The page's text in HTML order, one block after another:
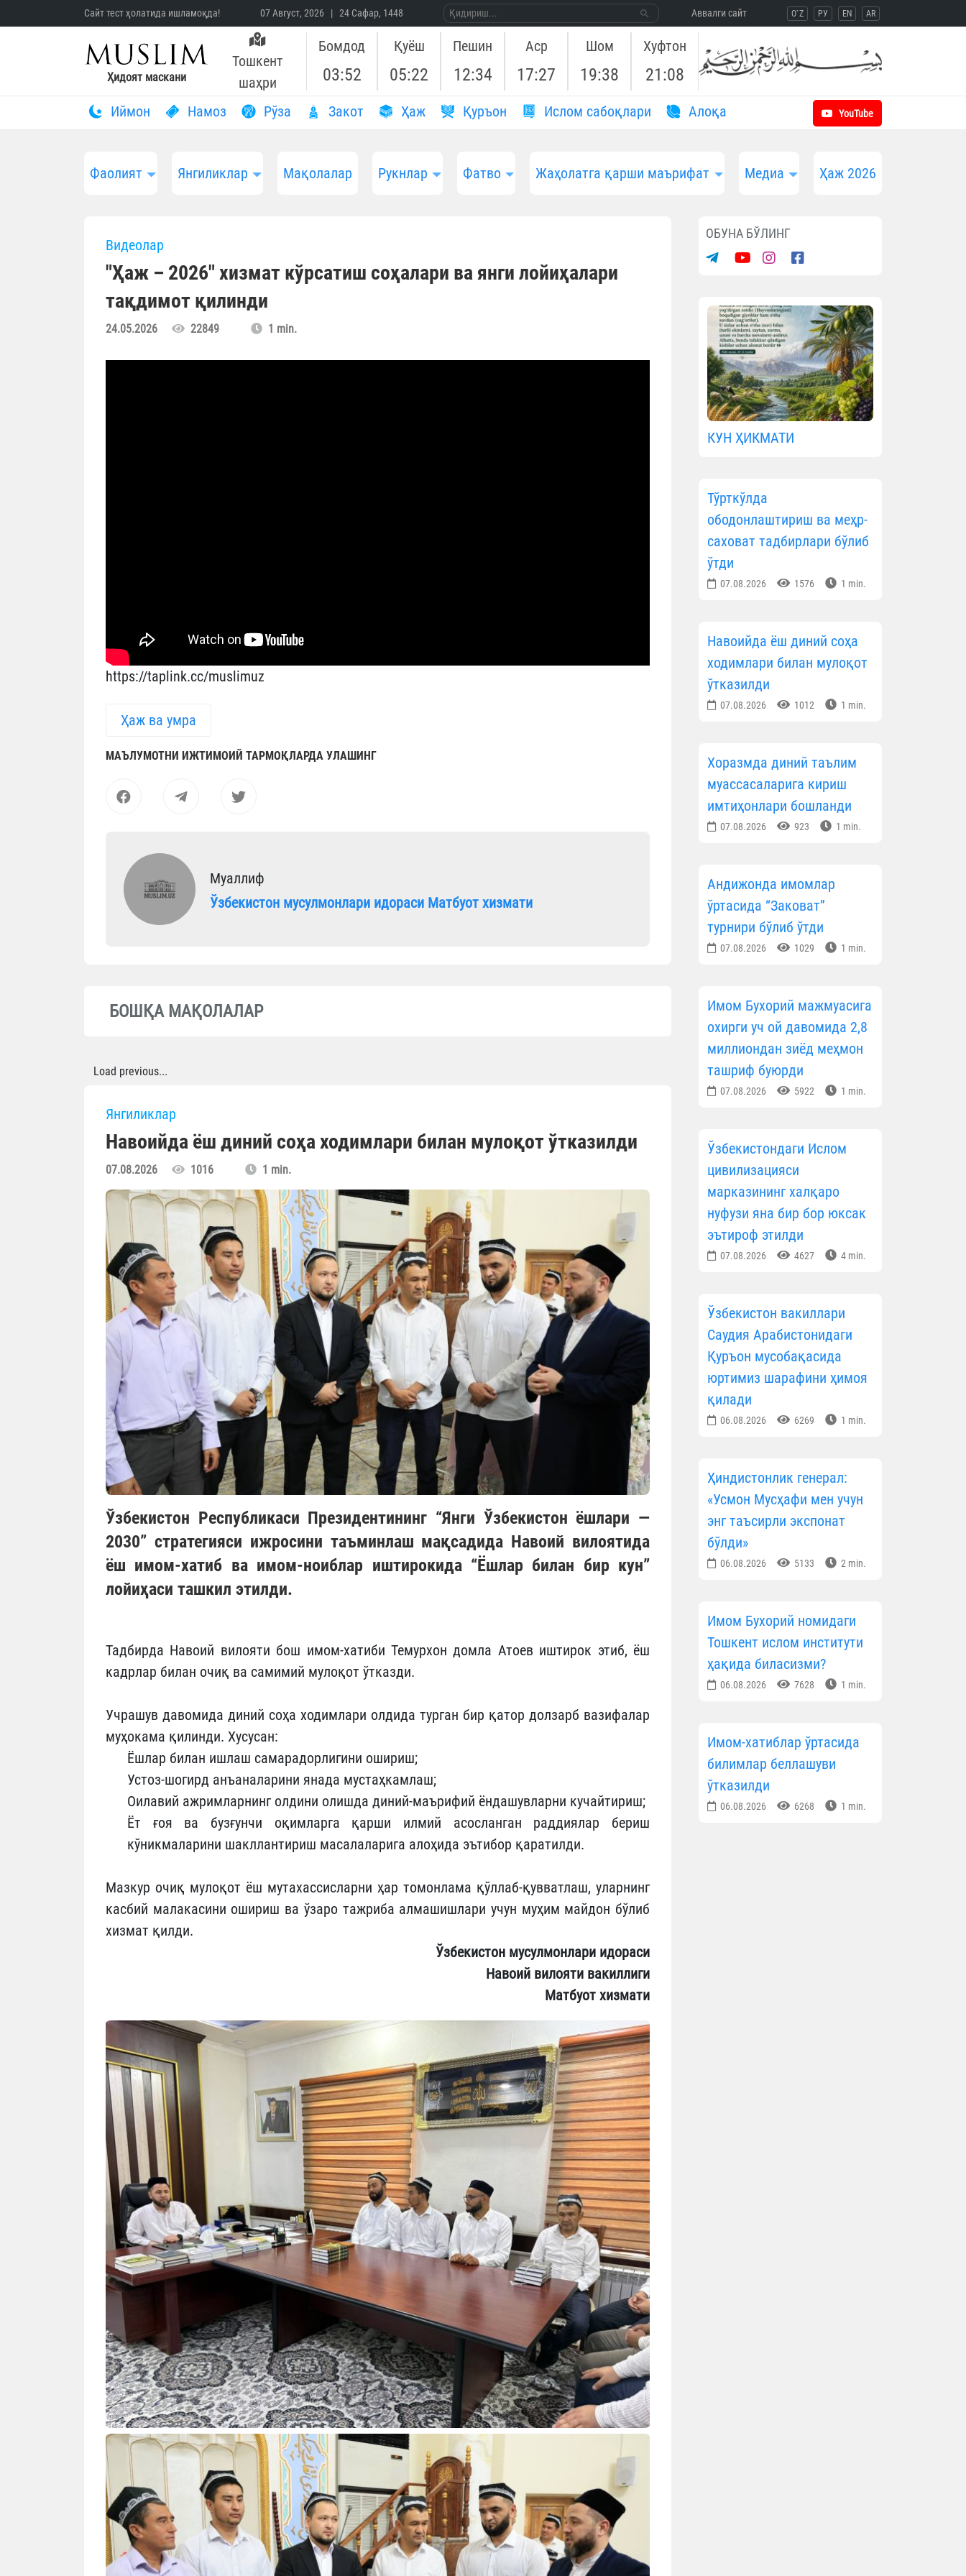
Сайт тест ҳолатида ишламоқда! 07 Август, 2026 | 24 Сафар, 1448 Aввалги сайт O`Z РУ EN AR
Ҳидоят маскани
Тошкент
шаҳри
Бомдод
03:52
Қуёш
05:22
Пешин
12:34
Аср
17:27
Шом
19:38
Хуфтон
21:08
Иймон Намоз Рўза Закот Ҳаж Қуръон Ислом сабоқлари Aлоқа YouTube
Фаолият Янгиликлар Мақолалар Рукнлар Фатво Жаҳолатга қарши маърифат Медиа Ҳаж 2026
Видеолар
"Ҳаж – 2026" хизмат кўрсатиш соҳалари ва янги лойиҳалари
тақдимот қилинди
24.05.2026 22849 1 min.
https://taplink.cc/muslimuz
Ҳаж ва умра
МАЪЛУМОТНИ ИЖТИМОИЙ ТАРМОҚЛАРДА УЛАШИНГ
Муаллиф
Ўзбекистон мусулмонлари идораси Матбуот хизмати
БОШҚА МАҚОЛАЛАР
Load previous...
Янгиликлар
Навоийда ёш диний соҳа ходимлари билан мулоқот ўтказилди
07.08.2026 1016 1 min.
Ўзбекистон Республикаси Президентининг “Янги Ўзбекистон ёшлари —
2030” стратегияси ижросини таъминлаш мақсадида Навоий вилоятида
ёш имом-хатиб ва имом-ноиблар иштирокида “Ёшлар билан бир кун”
лойиҳаси ташкил этилди.
Тадбирда Навоий вилояти бош имом-хатиби Темурхон домла Атоев иштирок этиб, ёш
кадрлар билан очиқ ва самимий мулоқот ўтказди.
Учрашув давомида диний соҳа ходимлари олдида турган бир қатор долзарб вазифалар
муҳокама қилинди. Хусусан:
Ёшлар билан ишлаш самарадорлигини ошириш;
Устоз-шогирд анъаналарини янада мустаҳкамлаш;
Оилавий ажримларнинг олдини олишда диний-маърифий ёндашувларни кучайтириш;
Ёт ғоя ва бузғунчи оқимларга қарши илмий асосланган раддиялар бериш
кўникмаларини шакллантириш масалаларига алоҳида эътибор қаратилди.
Мазкур очиқ мулоқот ёш мутахассисларни ҳар томонлама қўллаб-қувватлаш, уларнинг
касбий малакасини ошириш ва ўзаро тажриба алмашишлари учун муҳим майдон бўлиб
хизмат қилди.
Ўзбекистон мусулмонлари идораси
Навоий вилояти вакиллиги
Матбуот хизмати
ОБУНА БЎЛИНГ
КУН ҲИКМАТИ
Тўрткўлда
ободонлаштириш ва меҳр-
саховат тадбирлари бўлиб
ўтди
07.08.2026 1576 1 min.
Навоийда ёш диний соҳа
ходимлари билан мулоқот
ўтказилди
07.08.2026 1012 1 min.
Хоразмда диний таълим
муассасаларига кириш
имтиҳонлари бошланди
07.08.2026 923 1 min.
Андижонда имомлар
ўртасида “Заковат”
турнири бўлиб ўтди
07.08.2026 1029 1 min.
Имом Бухорий мажмуасига
охирги уч ой давомида 2,8
миллиондан зиёд меҳмон
ташриф буюрди
07.08.2026 5922 1 min.
Ўзбекистондаги Ислом
цивилизацияси
марказининг халқаро
нуфузи яна бир бор юксак
эътироф этилди
07.08.2026 4627 4 min.
Ўзбекистон вакиллари
Саудия Арабистонидаги
Қуръон мусобақасида
юртимиз шарафини ҳимоя
қилади
06.08.2026 6269 1 min.
Ҳиндистонлик генерал:
«Усмон Мусҳафи мен учун
энг таъсирли экспонат
бўлди»
06.08.2026 5133 2 min.
Имом Бухорий номидаги
Тошкент ислом институти
ҳақида биласизми?
06.08.2026 7628 1 min.
Имом-хатиблар ўртасида
билимлар беллашуви
ўтказилди
06.08.2026 6268 1 min.